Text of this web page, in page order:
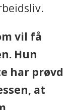
vil få
Hun
har prøvd
at